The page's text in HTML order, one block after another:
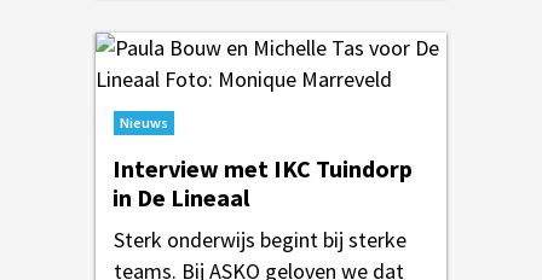
Nieuws
Interview met IKC Tuindorp
in De Lineaal
Sterk onderwijs begint bij sterke
teams. Bij ASKO geloven we dat